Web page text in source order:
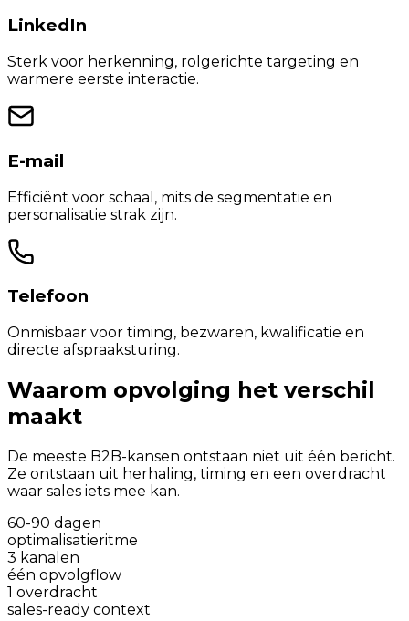
LinkedIn
Sterk voor herkenning, rolgerichte targeting en
warmere eerste interactie.
E-mail
Efficiënt voor schaal, mits de segmentatie en
personalisatie strak zijn.
Telefoon
Onmisbaar voor timing, bezwaren, kwalificatie en
directe afspraaksturing.
Waarom opvolging het verschil
maakt
De meeste B2B-kansen ontstaan niet uit één bericht.
Ze ontstaan uit herhaling, timing en een overdracht
waar sales iets mee kan.
60-90 dagen
optimalisatieritme
3 kanalen
één opvolgflow
1 overdracht
sales-ready context